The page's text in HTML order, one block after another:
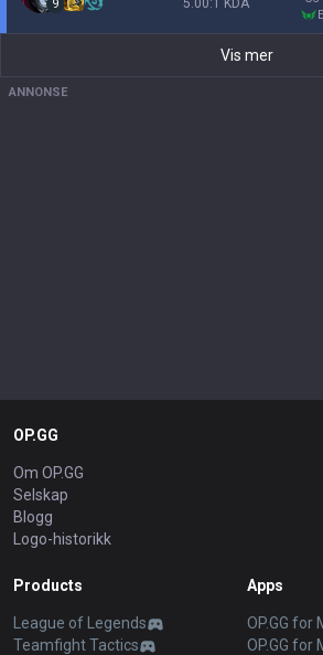
9 5.00:1 KDA
Vis mer
ANNONSE
OP.GG
Om OP.GG
Selskap
Blogg
Logo-historikk
Products
League of Legends
Teamfight Tactics
Apps
OP.GG for
OP.GG for